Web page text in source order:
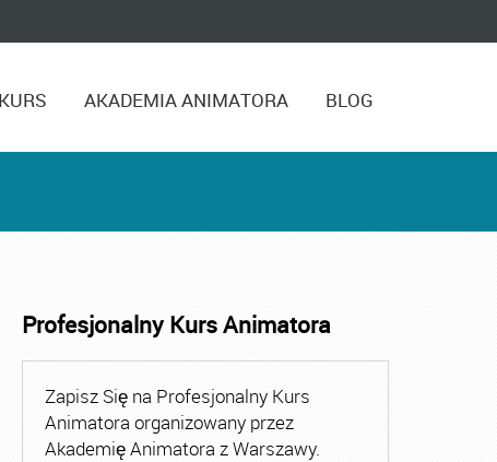
AKADEMIA ANIMATORA BLOG
Rumia,Kurs Animatora Zabaw,Kurs Animatora
Profesjonalny Kurs Animatora
Zapisz Się na Profesjonalny Kurs
Animatora organizowany przez
Akademię Animatora z Warszawy.